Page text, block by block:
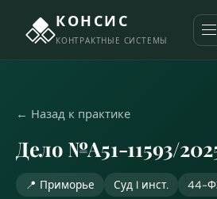
КОНСИС
КОНТРАКТНЫЕ СИСТЕМЫ
← Назад к практике
Дело №А51-11593/
📍 Приморье Суд I инст. 44-